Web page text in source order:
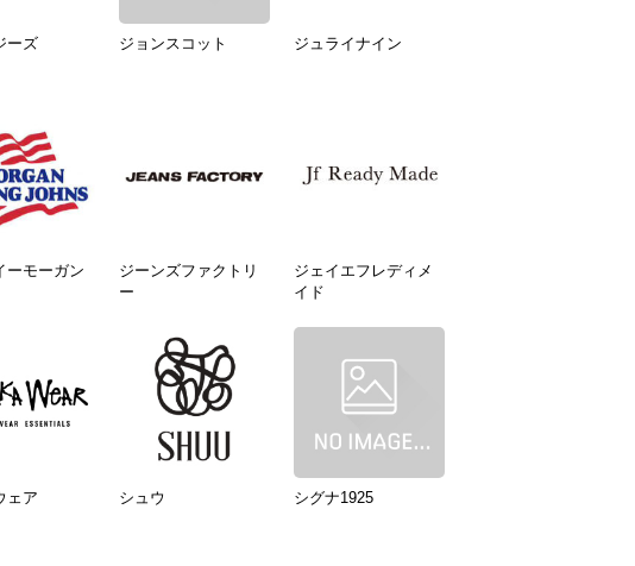
ーズ ジョンスコット ジュライナイン
ーモーガン
ジーンズファクトリ
ー
ジェイエフレディメ
イド
ェア シュウ シグナ1925